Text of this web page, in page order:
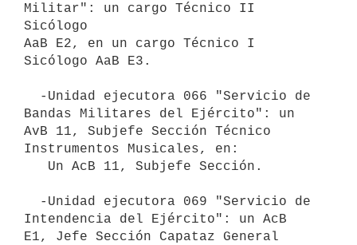
Militar": un cargo Técnico II
Sicólogo
AaB E2, en un cargo Técnico I
Sicólogo AaB E3.
Bandas Militares del Ejército": un
AvB 11, Subjefe Sección Técnico
Instrumentos Musicales, en:
Intendencia del Ejército": un AcB
E1, Jefe Sección Capataz General